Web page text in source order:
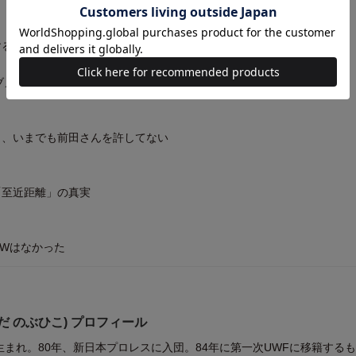
前田日明が許せなかった
ント”に翻弄された男たち
いまでも前田さんを許してない
近距離」の真実
はなかった
のぶひこ) プロフィール
まれ。80年、新日本プロレスに入団。84年に第一次UWFに移籍する